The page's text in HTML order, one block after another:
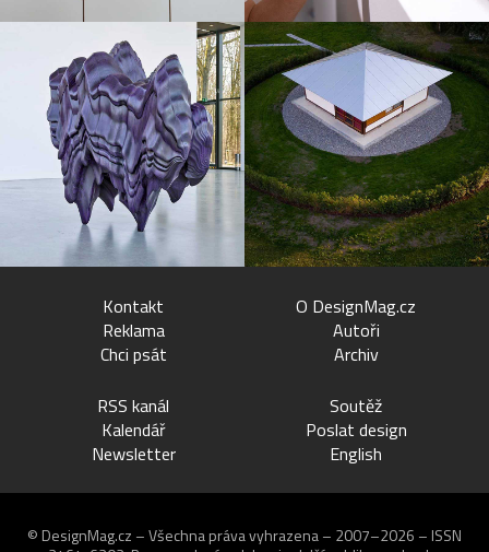
Kontakt
Reklama
Chci psát
O DesignMag.cz
Autoři
Archiv
RSS kanál
Kalendář
Newsletter
Soutěž
Poslat design
English
© DesignMag.cz – Všechna práva vyhrazena – 2007–2026 – ISSN